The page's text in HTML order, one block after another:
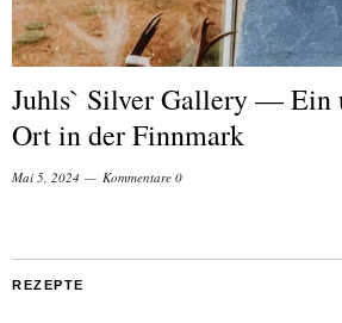
Juhls` Silver Gallery — Ein
Ort in der Finnmark
Mai 5, 2024 Kommentare 0
REZEPTE